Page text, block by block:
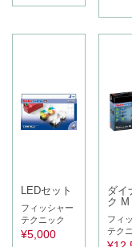
LEDセット
フィッシャー
テクニック
¥5,000
ダイ
ク M
フィ
テク